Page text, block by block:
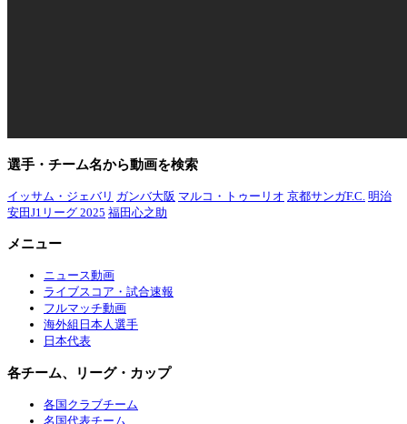
選手・チーム名から動画を検索
イッサム・ジェバリ ガンバ大阪 マルコ・トゥーリオ 京都サンガF.C. 明治
安田J1リーグ 2025 福田心之助
メニュー
ニュース動画
ライブスコア・試合速報
フルマッチ動画
海外組日本人選手
日本代表
各チーム、リーグ・カップ
各国クラブチーム
名国代表チーム